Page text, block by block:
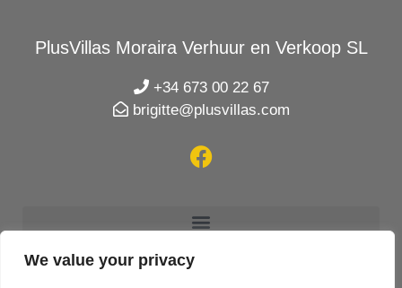
We value your privacy
PlusVillas Moraira Verhuur en Verkoop SL
+34 673 00 22 67
brigitte@plusvillas.com